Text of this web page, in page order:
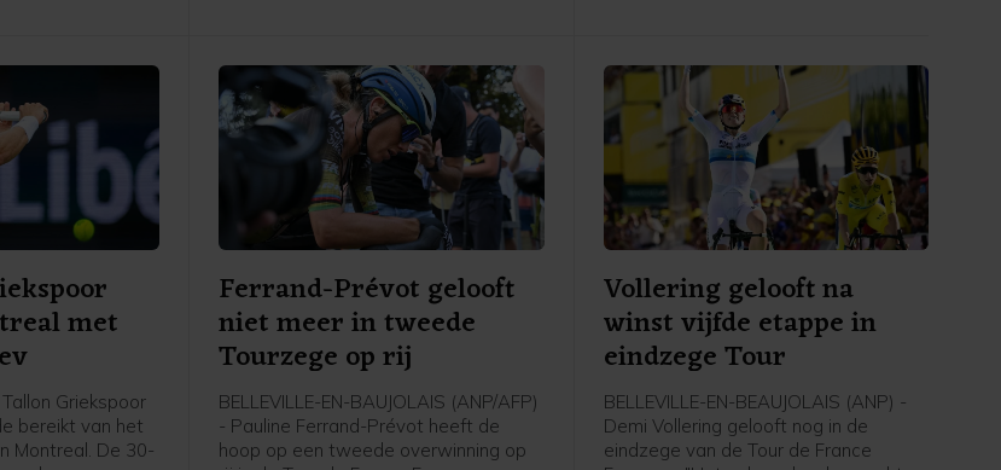
concurrenten, maar ziet India als "een
van de zwaarste tegenkandidaten".
witte jongerentrui.
met
Griekspoor
bereikt van het
Montreal. De 30-
Ferrand-Prévot gelooft
niet meer in tweede
Tourzege op rij
BELLEVILLE-EN-BAUJOLAIS (ANP/AFP)
- Pauline Ferrand-Prévot heeft de
hoop op een tweede overwinning op
Vollering gelooft na
winst vijfde etappe in
eindzege Tour
BELLEVILLE-EN-BEAUJOLAIS (ANP) -
Demi Vollering gelooft nog in de
eindzege van de Tour de France